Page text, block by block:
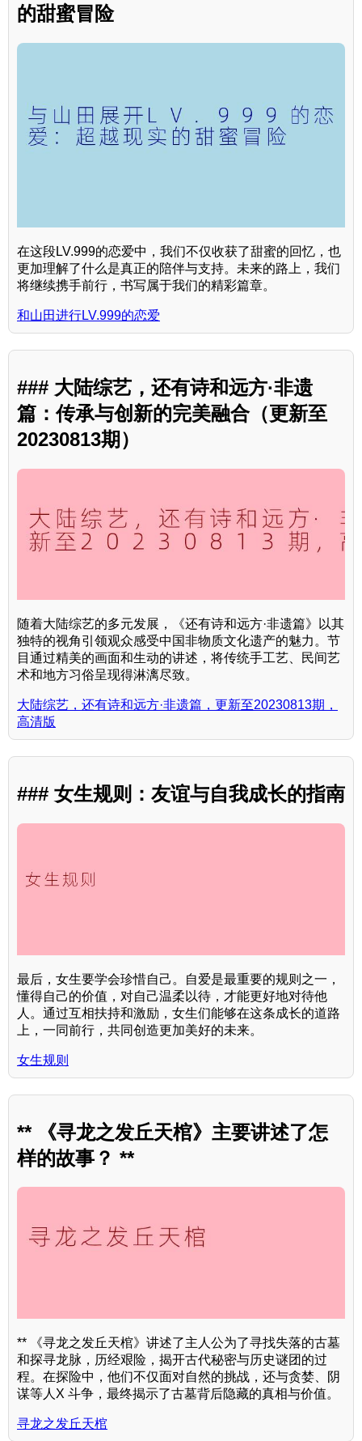
的甜蜜冒险
在这段LV.999的恋爱中，我们不仅收获了甜蜜的回忆，也
更加理解了什么是真正的陪伴与支持。未来的路上，我们
将继续携手前行，书写属于我们的精彩篇章。
和山田进行LV.999的恋爱
### 大陆综艺，还有诗和远方·非遗
篇：传承与创新的完美融合（更新至
20230813期）
随着大陆综艺的多元发展，《还有诗和远方·非遗篇》以其
独特的视角引领观众感受中国非物质文化遗产的魅力。节
目通过精美的画面和生动的讲述，将传统手工艺、民间艺
术和地方习俗呈现得淋漓尽致。
大陆综艺，还有诗和远方·非遗篇，更新至20230813期，
高清版
### 女生规则：友谊与自我成长的指南
最后，女生要学会珍惜自己。自爱是最重要的规则之一，
懂得自己的价值，对自己温柔以待，才能更好地对待他
人。通过互相扶持和激励，女生们能够在这条成长的道路
上，一同前行，共同创造更加美好的未来。
女生规则
** 《寻龙之发丘天棺》主要讲述了怎
样的故事？ **
** 《寻龙之发丘天棺》讲述了主人公为了寻找失落的古墓
和探寻龙脉，历经艰险，揭开古代秘密与历史谜团的过
程。在探险中，他们不仅面对自然的挑战，还与贪婪、阴
谋等人X 斗争，最终揭示了古墓背后隐藏的真相与价值。
寻龙之发丘天棺